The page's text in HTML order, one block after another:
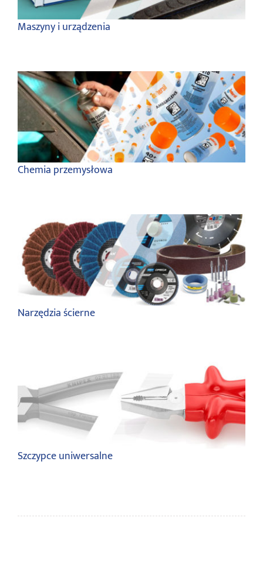
Maszyny i urządzenia
Chemia przemysłowa
Narzędzia ścierne
Szczypce uniwersalne